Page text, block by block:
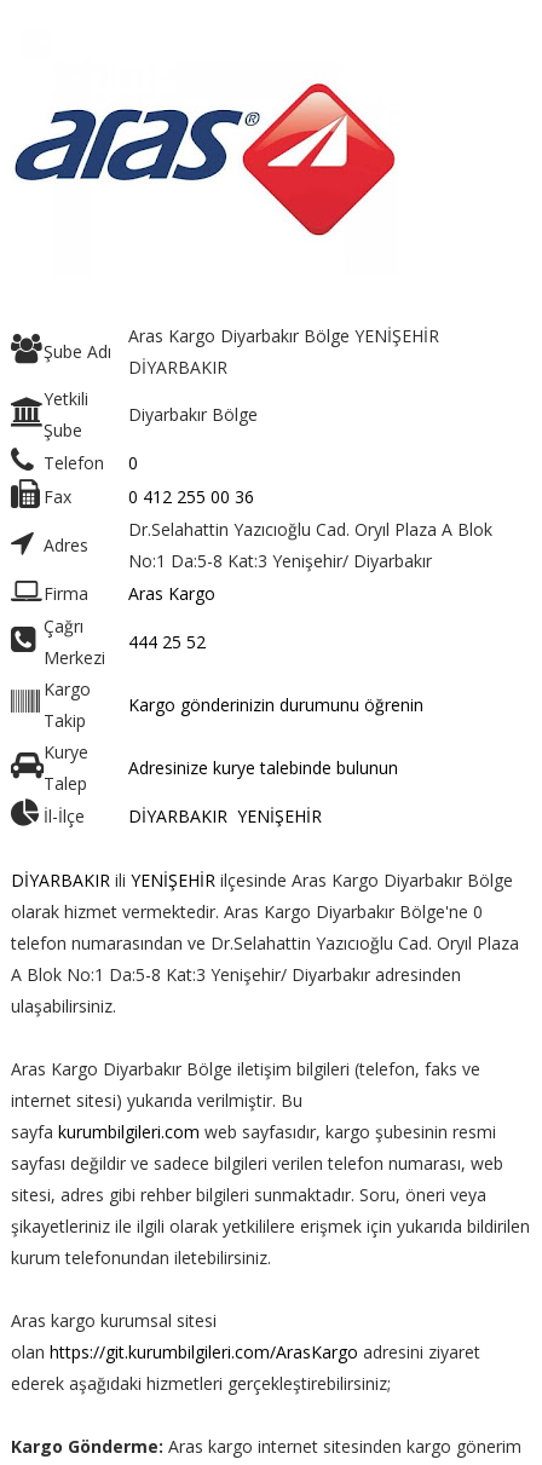
Şube Adı
Aras Kargo Diyarbakır Bölge YENİŞEHİR
DİYARBAKIR
Yetkili
Şube
Diyarbakır Bölge
Telefon
0
Fax
0 412 255 00 36
Adres
Dr.Selahattin Yazıcıoğlu Cad. Oryıl Plaza A Blok
No:1 Da:5-8 Kat:3 Yenişehir/ Diyarbakır
Firma
Aras Kargo
Çağrı
Merkezi
444 25 52
Kargo
Takip
Kargo gönderinizin durumunu öğrenin
Kurye
Talep
Adresinize kurye talebinde bulunun
İl-İlçe DİYARBAKIR YENİŞEHİR
DİYARBAKIRili YENİŞEHİRilçesinde Aras Kargo Diyarbakır Bölge
olarak hizmet vermektedir. Aras Kargo Diyarbakır Bölge'ne 0
telefon numarasından ve Dr.Selahattin Yazıcıoğlu Cad. Oryıl Plaza
A Blok No:1 Da:5-8 Kat:3 Yenişehir/ Diyarbakır adresinden
ulaşabilirsiniz.
Aras Kargo Diyarbakır Bölge iletişim bilgileri (telefon, faks ve
internet sitesi) yukarıda verilmiştir. Bu
sayfa kurumbilgileri.com web sayfasıdır, kargo şubesinin resmi
sayfası değildir ve sadece bilgileri verilen telefon numarası, web
sitesi, adres gibi rehber bilgileri sunmaktadır. Soru, öneri veya
şikayetleriniz ile ilgili olarak yetkililere erişmek için yukarıda bildirilen
kurum telefonundan iletebilirsiniz.
Aras kargo kurumsal sitesi
olan https://git.kurumbilgileri.com/ArasKargo adresini ziyaret
ederek aşağıdaki hizmetleri gerçekleştirebilirsiniz;
Kargo Gönderme: Aras kargo internet sitesinden kargo gönerim